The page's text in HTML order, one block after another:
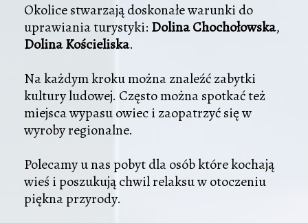
Okolice stwarzają doskonałe warunki do
uprawiania turystyki: Dolina Chochołowska,
Dolina Kościeliska.
Na każdym kroku można znaleźć zabytki
kultury ludowej. Często można spotkać też
miejsca wypasu owiec i zaopatrzyć się w
wyroby regionalne.
Polecamy u nas pobyt dla osób które kochają
wieś i poszukują chwil relaksu w otoczeniu
piękna przyrody.